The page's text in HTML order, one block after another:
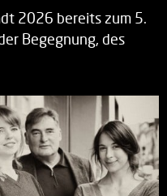
2026 bereits zum 5.
Begegnung, des